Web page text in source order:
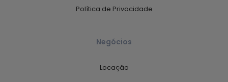
Política de Privacidade
Negócios
Locação